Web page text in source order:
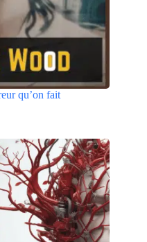
qu’on fait